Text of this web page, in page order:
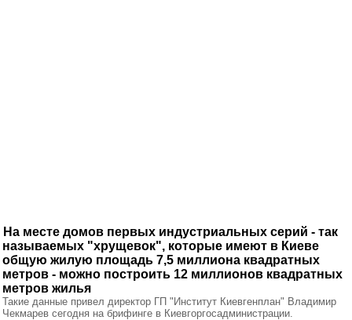
На месте домов первых индустриальных серий - так
называемых "хрущевок", которые имеют в Киеве
общую жилую площадь 7,5 миллиона квадратных
метров - можно построить 12 миллионов квадратных
метров жилья
Такие данные привел директор ГП "Институт Киевгенплан" Владимир
Чекмарев сегодня на брифинге в Киевгоргосадминистрации.